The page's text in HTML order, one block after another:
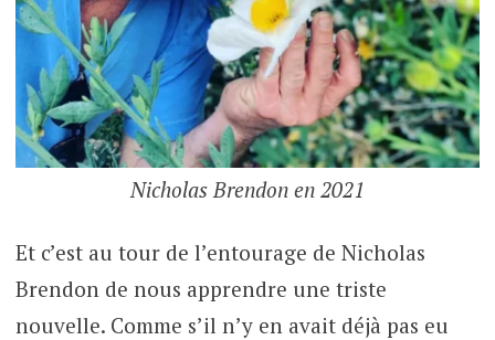
Nicholas Brendon en 2021
Et c’est au tour de l’entourage de Nicholas
Brendon de nous apprendre une triste
nouvelle. Comme s’il n’y en avait déjà pas eu